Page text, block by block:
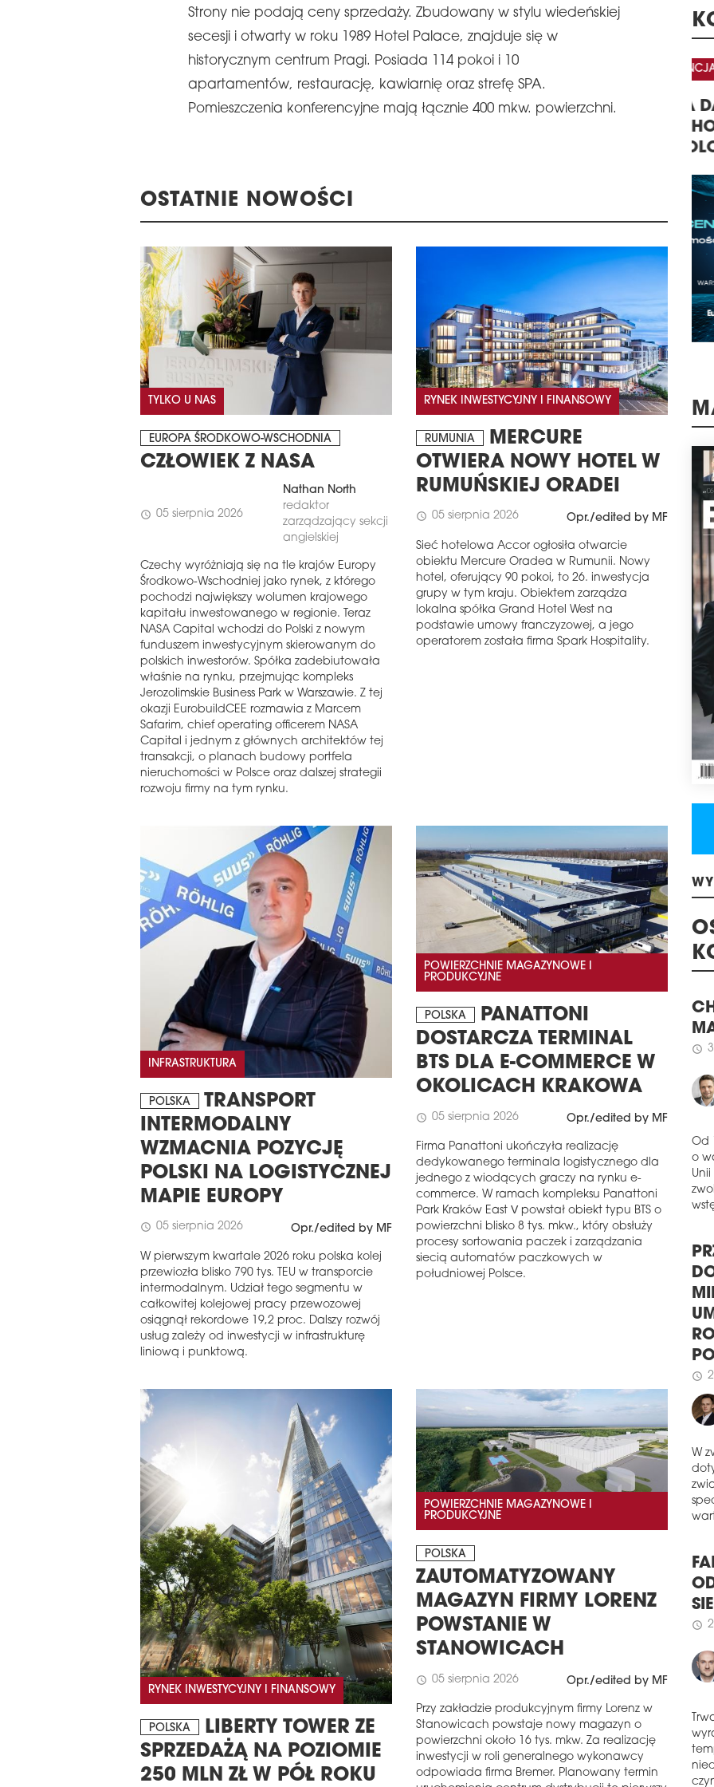
Strony nie podają ceny sprzedaży. Zbudowany w stylu wiedeńskiej
secesji i otwarty w roku 1989 Hotel Palace, znajduje się w
historycznym centrum Pragi. Posiada 114 pokoi i 10
apartamentów, restaurację, kawiarnię oraz strefę SPA.
Pomieszczenia konferencyjne mają łącznie 400 mkw. powierzchni.
OSTATNIE NOWOŚCI
TYLKO U NAS
EUROPA ŚRODKOWO-WSCHODNIA
CZŁOWIEK Z NASA
schedule 05 sierpnia 2026
Nathan North
redaktor
zarządzający sekcji
angielskiej
Czechy wyróżniają się na tle krajów Europy
Środkowo-Wschodniej jako rynek, z którego
pochodzi największy wolumen krajowego
kapitału inwestowanego w regionie. Teraz
NASA Capital wchodzi do Polski z nowym
funduszem inwestycyjnym skierowanym do
polskich inwestorów. Spółka zadebiutowała
właśnie na rynku, przejmując kompleks
Jerozolimskie Business Park w Warszawie. Z tej
okazji EurobuildCEE rozmawia z Marcem
Safarim, chief operating officerem NASA
Capital i jednym z głównych architektów tej
transakcji, o planach budowy portfela
nieruchomości w Polsce oraz dalszej strategii
rozwoju firmy na tym rynku.
RYNEK INWESTYCYJNY I FINANSOWY
RUMUNIA
MERCURE
OTWIERA NOWY HOTEL W
RUMUŃSKIEJ ORADEI
schedule 05 sierpnia 2026 Opr./edited by MF
Sieć hotelowa Accor ogłosiła otwarcie
obiektu Mercure Oradea w Rumunii. Nowy
hotel, oferujący 90 pokoi, to 26. inwestycja
grupy w tym kraju. Obiektem zarządza
lokalna spółka Grand Hotel West na
podstawie umowy franczyzowej, a jego
operatorem została firma Spark Hospitality.
INFRASTRUKTURA
POLSKA
TRANSPORT
INTERMODALNY
WZMACNIA POZYCJĘ
POLSKI NA LOGISTYCZNEJ
MAPIE EUROPY
schedule 05 sierpnia 2026 Opr./edited by MF
W pierwszym kwartale 2026 roku polska kolej
przewiozła blisko 790 tys. TEU w transporcie
intermodalnym. Udział tego segmentu w
całkowitej kolejowej pracy przewozowej
osiągnął rekordowe 19,2 proc. Dalszy rozwój
usług zależy od inwestycji w infrastrukturę
liniową i punktową.
POWIERZCHNIE MAGAZYNOWE I
PRODUKCYJNE
POLSKA
PANATTONI
DOSTARCZA TERMINAL
BTS DLA E-COMMERCE W
OKOLICACH KRAKOWA
schedule 05 sierpnia 2026 Opr./edited by MF
Firma Panattoni ukończyła realizację
dedykowanego terminala logistycznego dla
jednego z wiodących graczy na rynku e-
commerce. W ramach kompleksu Panattoni
Park Kraków East V powstał obiekt typu BTS o
powierzchni blisko 8 tys. mkw., który obsłuży
procesy sortowania paczek i zarządzania
siecią automatów paczkowych w
południowej Polsce.
RYNEK INWESTYCYJNY I FINANSOWY
POLSKA
LIBERTY TOWER ZE
SPRZEDAŻĄ NA POZIOMIE
250 MLN ZŁ W PÓŁ ROKU
POWIERZCHNIE MAGAZYNOWE I
PRODUKCYJNE
POLSKA
ZAUTOMATYZOWANY
MAGAZYN FIRMY LORENZ
POWSTANIE W
STANOWICACH
schedule 05 sierpnia 2026 Opr./edited by MF
Przy zakładzie produkcyjnym firmy Lorenz w
Stanowicach powstaje nowy magazyn o
powierzchni około 16 tys. mkw. Za realizację
inwestycji w roli generalnego wykonawcy
odpowiada firma Bremer. Planowany termin
ZA
60
schedule
mln
schedule
5,4
że
BIG
schedule
I
SIŁĘ
W
w
22. KONFERENCJA
CENTRA DANYCH –
Od
o
schedule
W